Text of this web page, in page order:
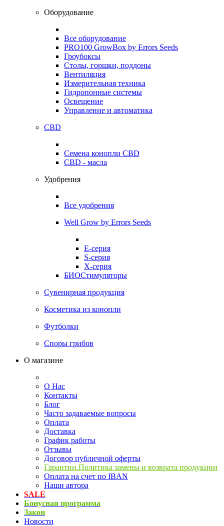
Оборудование
Все оборудование
PRO100 GrowBox by Errors Seeds
Гроубоксы
Столы, горшки, поддоны
Вентиляция
Измерительная техника
Гидропонные системы
Освещение
Управление и автоматика
CBD
Семена конопли CBD
CBD - масла
Удобрения
Все удобрения
Well Grow by Errors Seeds
E-серия
S-серия
X-серия
БИОСтимуляторы
Сувенирная продукция
Косметика из конопли
Футболки
Споры грибов
О магазине
О Нас
Контакты
Блог
Часто задаваемые вопросы
Оплата
Доставка
График работы
Отзывы
Договор публичной оферты
Гарантии.Политика замены и возврата продукции
Оплата на счет по IBAN
Наши автора
SALE
Бонусная программа
Закон
Новости